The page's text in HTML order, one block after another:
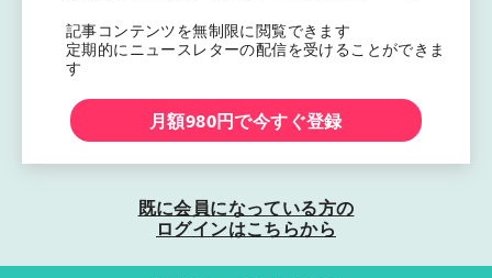
記事コンテンツを無制限に閲覧できます
定期的にニュースレターの配信を受けることができま
す
月額980円で今すぐ登録
既に会員になっている方の
ログインはこちらから